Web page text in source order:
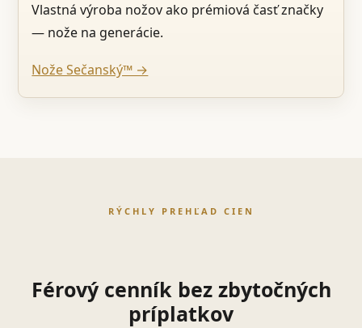
Vlastná výroba nožov ako prémiová časť značky
— nože na generácie.
Nože Sečanský™ →
RÝCHLY PREHĽAD CIEN
Férový cenník bez zbytočných
príplatkov